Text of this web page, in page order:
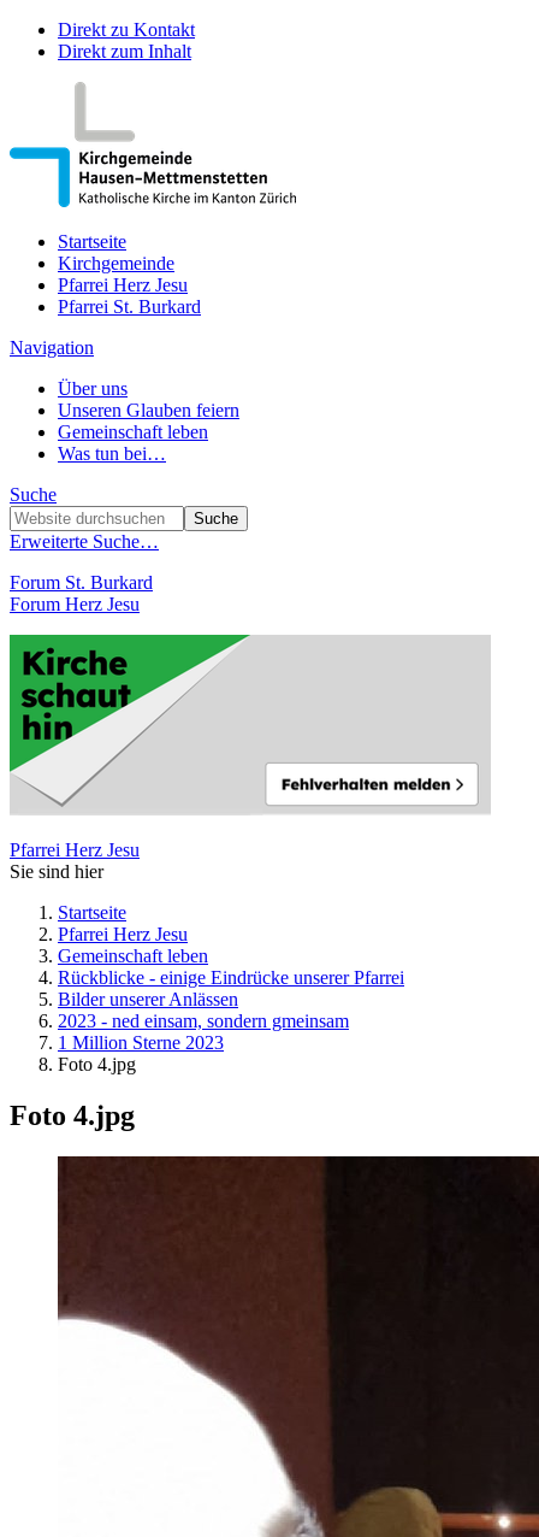
Direkt zu Kontakt
Direkt zum Inhalt
Startseite
Kirchgemeinde
Pfarrei Herz Jesu
Pfarrei St. Burkard
Navigation
Über uns
Unseren Glauben feiern
Gemeinschaft leben
Was tun bei…
Suche
Erweiterte Suche…
Forum St. Burkard
Forum Herz Jesu
Pfarrei Herz Jesu
Sie sind hier
Startseite
Pfarrei Herz Jesu
Gemeinschaft leben
Rückblicke - einige Eindrücke unserer Pfarrei
Bilder unserer Anlässen
2023 - ned einsam, sondern gmeinsam
1 Million Sterne 2023
Foto 4.jpg
Foto 4.jpg